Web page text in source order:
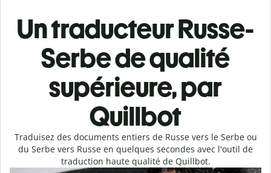
Un traducteur Russe-
Serbe de qualité
supérieure, par
Quillbot
Traduisez des documents entiers de Russe vers le Serbe ou
du Serbe vers Russe en quelques secondes avec l'outil de
traduction haute qualité de Quillbot.